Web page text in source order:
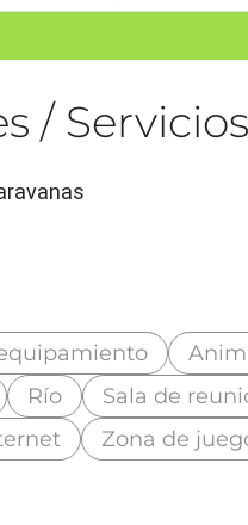
/ Servicios
Río Sala de
Zona de